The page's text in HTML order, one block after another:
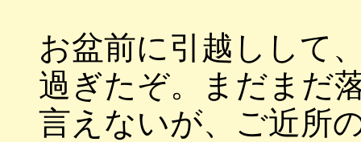
お盆前に引越しして
過ぎたぞ。まだまだ
言えないが、ご近所